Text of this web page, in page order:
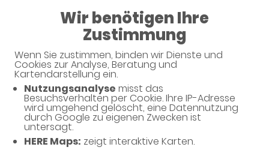
Wir benötigen Ihre
Zustimmung
Wenn Sie zustimmen, binden wir Dienste und
Cookies zur Analyse, Beratung und
Kartendarstellung ein.
Nutzungsanalyse misst das
Besuchsverhalten per Cookie. Ihre IP-Adresse
wird umgehend gelöscht, eine Datennutzung
durch Google zu eigenen Zwecken ist
untersagt.
HERE Maps: zeigt interaktive Karten.
09:00 - 13:30
Apotheke Außer der Schleifmühle